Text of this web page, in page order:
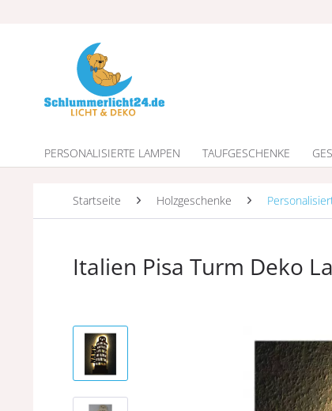
PERSONALISIERTE LAMPEN TAUFGESCHENKE
Startseite Holzgeschenke
Italien Pisa Turm Deko